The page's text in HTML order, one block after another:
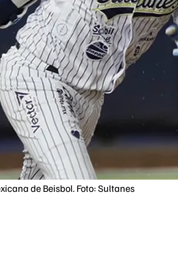
de Beisbol. Foto: Sultanes